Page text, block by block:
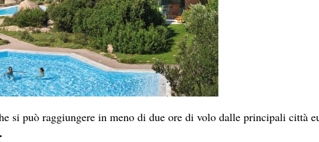
si può raggiungere in meno di due ore di volo dalle principali città
.